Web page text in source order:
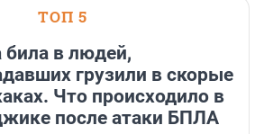
ТОП 5
била в людей,
грузили в скорые
Что происходило в
после атаки БПЛА